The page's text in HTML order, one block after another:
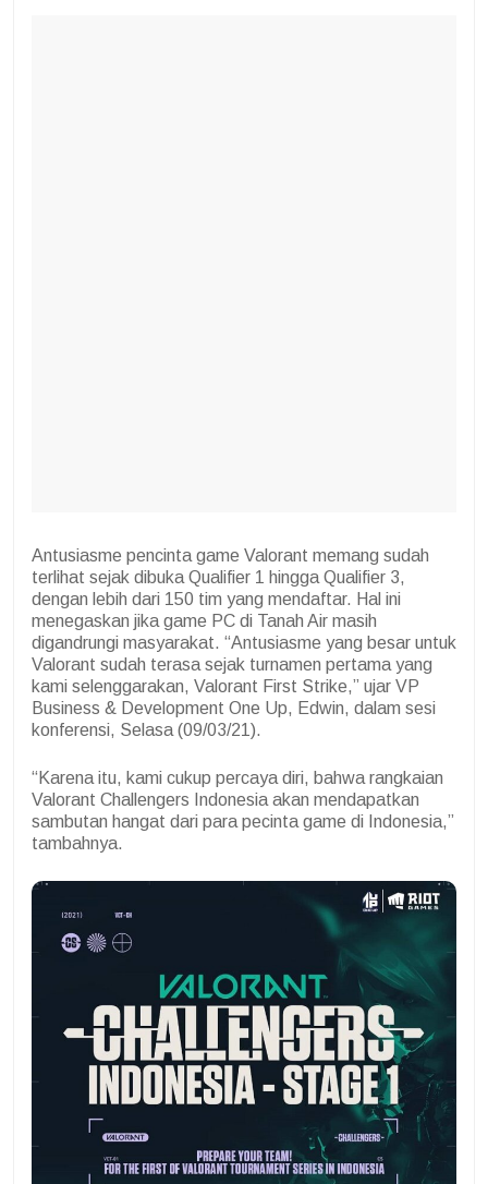
Antusiasme pencinta game Valorant memang sudah
terlihat sejak dibuka Qualifier 1 hingga Qualifier 3,
dengan lebih dari 150 tim yang mendaftar. Hal ini
menegaskan jika game PC di Tanah Air masih
digandrungi masyarakat. “Antusiasme yang besar untuk
Valorant sudah terasa sejak turnamen pertama yang
kami selenggarakan, Valorant First Strike,” ujar VP
Business & Development One Up, Edwin, dalam sesi
konferensi, Selasa (09/03/21).
“Karena itu, kami cukup percaya diri, bahwa rangkaian
Valorant Challengers Indonesia akan mendapatkan
sambutan hangat dari para pecinta game di Indonesia,”
tambahnya.